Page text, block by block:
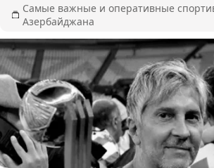
Самые важные и оперативные
Азербайджана